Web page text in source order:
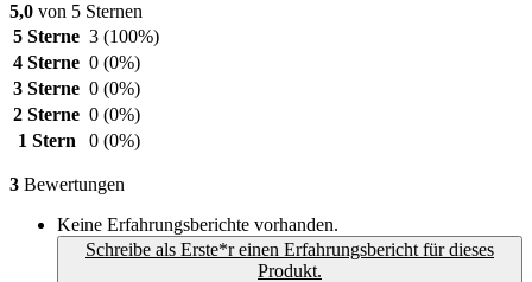
5,0 von 5 Sternen
5 Sterne 3 (100%)
4 Sterne 0 (0%)
3 Sterne 0 (0%)
2 Sterne 0 (0%)
1 Stern
0 (0%)
3 Bewertungen
Keine Erfahrungsberichte vorhanden.
Schreibe als Erste*r einen Erfahrungsbericht für dieses
Produkt.